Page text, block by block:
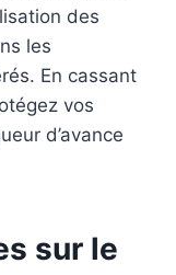
des
les
En cassant
vos
d’avance
sur le